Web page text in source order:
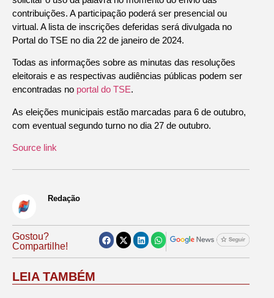
contribuições. A participação poderá ser presencial ou
virtual. A lista de inscrições deferidas será divulgada no
Portal do TSE no dia 22 de janeiro de 2024.
Todas as informações sobre as minutas das resoluções
eleitorais e as respectivas audiências públicas podem ser
encontradas no portal do TSE.
As eleições municipais estão marcadas para 6 de outubro,
com eventual segundo turno no dia 27 de outubro.
Source link
Redação
Gostou?
Compartilhe!
LEIA TAMBÉM